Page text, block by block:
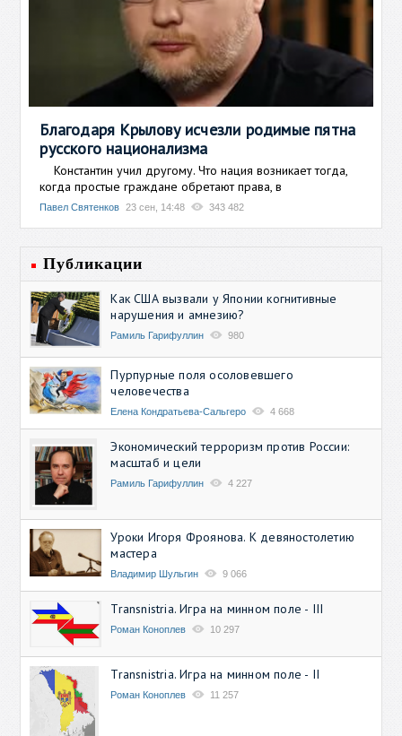
Благодаря Крылову исчезли родимые пятна
русского национализма
Константин учил другому. Что нация возникает тогда,
когда простые граждане обретают права, в
Павел Святенков 23 сен, 14:48 343 482
Публикации
Как США вызвали у Японии когнитивные
нарушения и амнезию?
Рамиль Гарифуллин 980
Пурпурные поля осоловевшего
человечества
Елена Кондратьева-Сальгеро 4 668
Экономический терроризм против России:
масштаб и цели
Рамиль Гарифуллин 4 227
Уроки Игоря Фроянова. К девяностолетию
мастера
Владимир Шульгин 9 066
Transnistria. Игра на минном поле - III
Роман Коноплев 10 297
Transnistria. Игра на минном поле - II
Роман Коноплев 11 257